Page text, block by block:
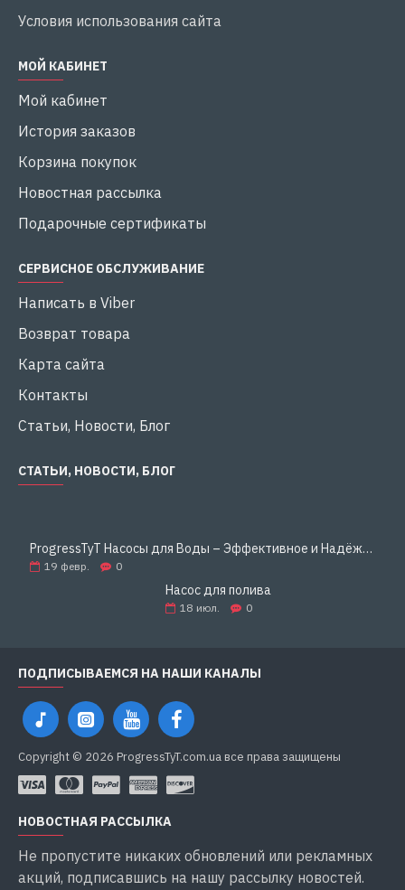
Условия использования сайта
МОЙ КАБИНЕТ
Мой кабинет
История заказов
Корзина покупок
Новостная рассылка
Подарочные сертификаты
СЕРВИСНОЕ ОБСЛУЖИВАНИЕ
Написать в Viber
Возврат товара
Карта сайта
Контакты
Статьи, Новости, Блог
СТАТЬИ, НОВОСТИ, БЛОГ
ProgressTyT Насосы для Воды – Эффективное и Надёжное Решение для Дома и Бизнеса
19 февр. 0
Насос для полива
18 июл. 0
ПОДПИСЫВАЕМСЯ НА НАШИ КАНАЛЫ
Copyright © 2026 ProgressTyT.com.ua все права защищены
НОВОСТНАЯ РАССЫЛКА
Не пропустите никаких обновлений или рекламных
акций, подписавшись на нашу рассылку новостей.